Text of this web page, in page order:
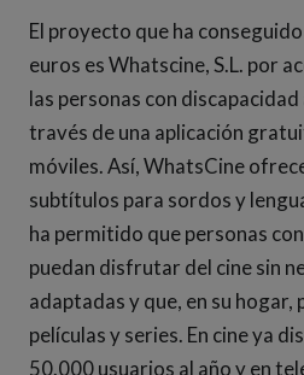
El proyecto que ha
euros es Whatscine, S.L. por
las personas con
través de una aplicación
móviles. Así, WhatsCine
subtítulos para sordos y
ha permitido que personas
puedan disfrutar del cine sin
adaptadas y que, en su hogar,
películas y series. En cine ya
50.000 usuarios al año y en